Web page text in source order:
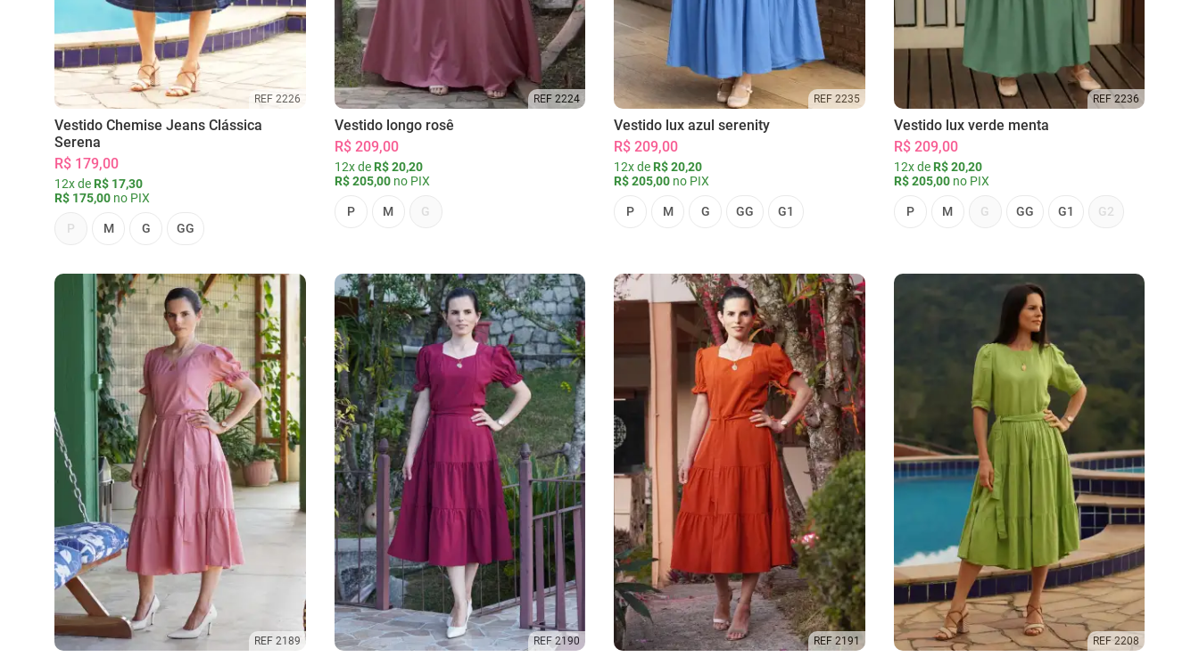
REF 2226
Vestido Chemise Jeans Clássica
Serena
R$ 179,00
12x de R$ 17,30
R$ 175,00 no PIX
P M G GG
REF 2224
Vestido longo rosê
R$ 209,00
12x de R$ 20,20
R$ 205,00no PIX
P M G
REF 2235
Vestido lux azul serenity
R$ 209,00
12x de R$ 20,20
R$ 205,00 no PIX
P M G GG G1
REF 2236
Vestido lux verde menta
R$ 209,00
12x de R$ 20,20
R$ 205,00no PIX
P M G GG G1 G2
REF 2189 REF 2190 REF 2191 REF 2208